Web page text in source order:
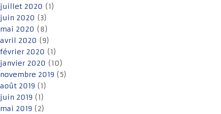
juillet 2020 (1)
juin 2020 (3)
mai 2020 (8)
avril 2020 (9)
février 2020 (1)
janvier 2020 (10)
novembre 2019 (5)
août 2019 (1)
juin 2019 (1)
mai 2019 (2)